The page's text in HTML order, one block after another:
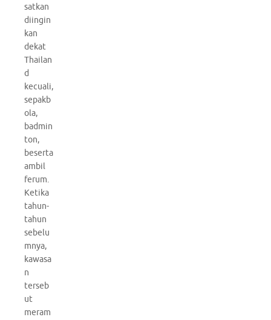
satkan
diingin
kan
dekat
Thailan
d
kecuali,
sepakb
ola,
badmin
ton,
beserta
ambil
ferum.
Ketika
tahun-
tahun
sebelu
mnya,
kawasa
n
terseb
ut
meram